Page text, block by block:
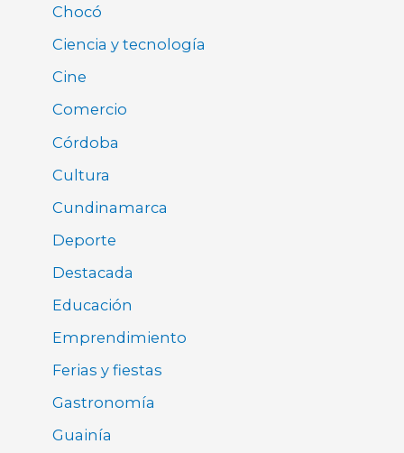
Chocó
Ciencia y tecnología
Cine
Comercio
Córdoba
Cultura
Cundinamarca
Deporte
Destacada
Educación
Emprendimiento
Ferias y fiestas
Gastronomía
Guainía